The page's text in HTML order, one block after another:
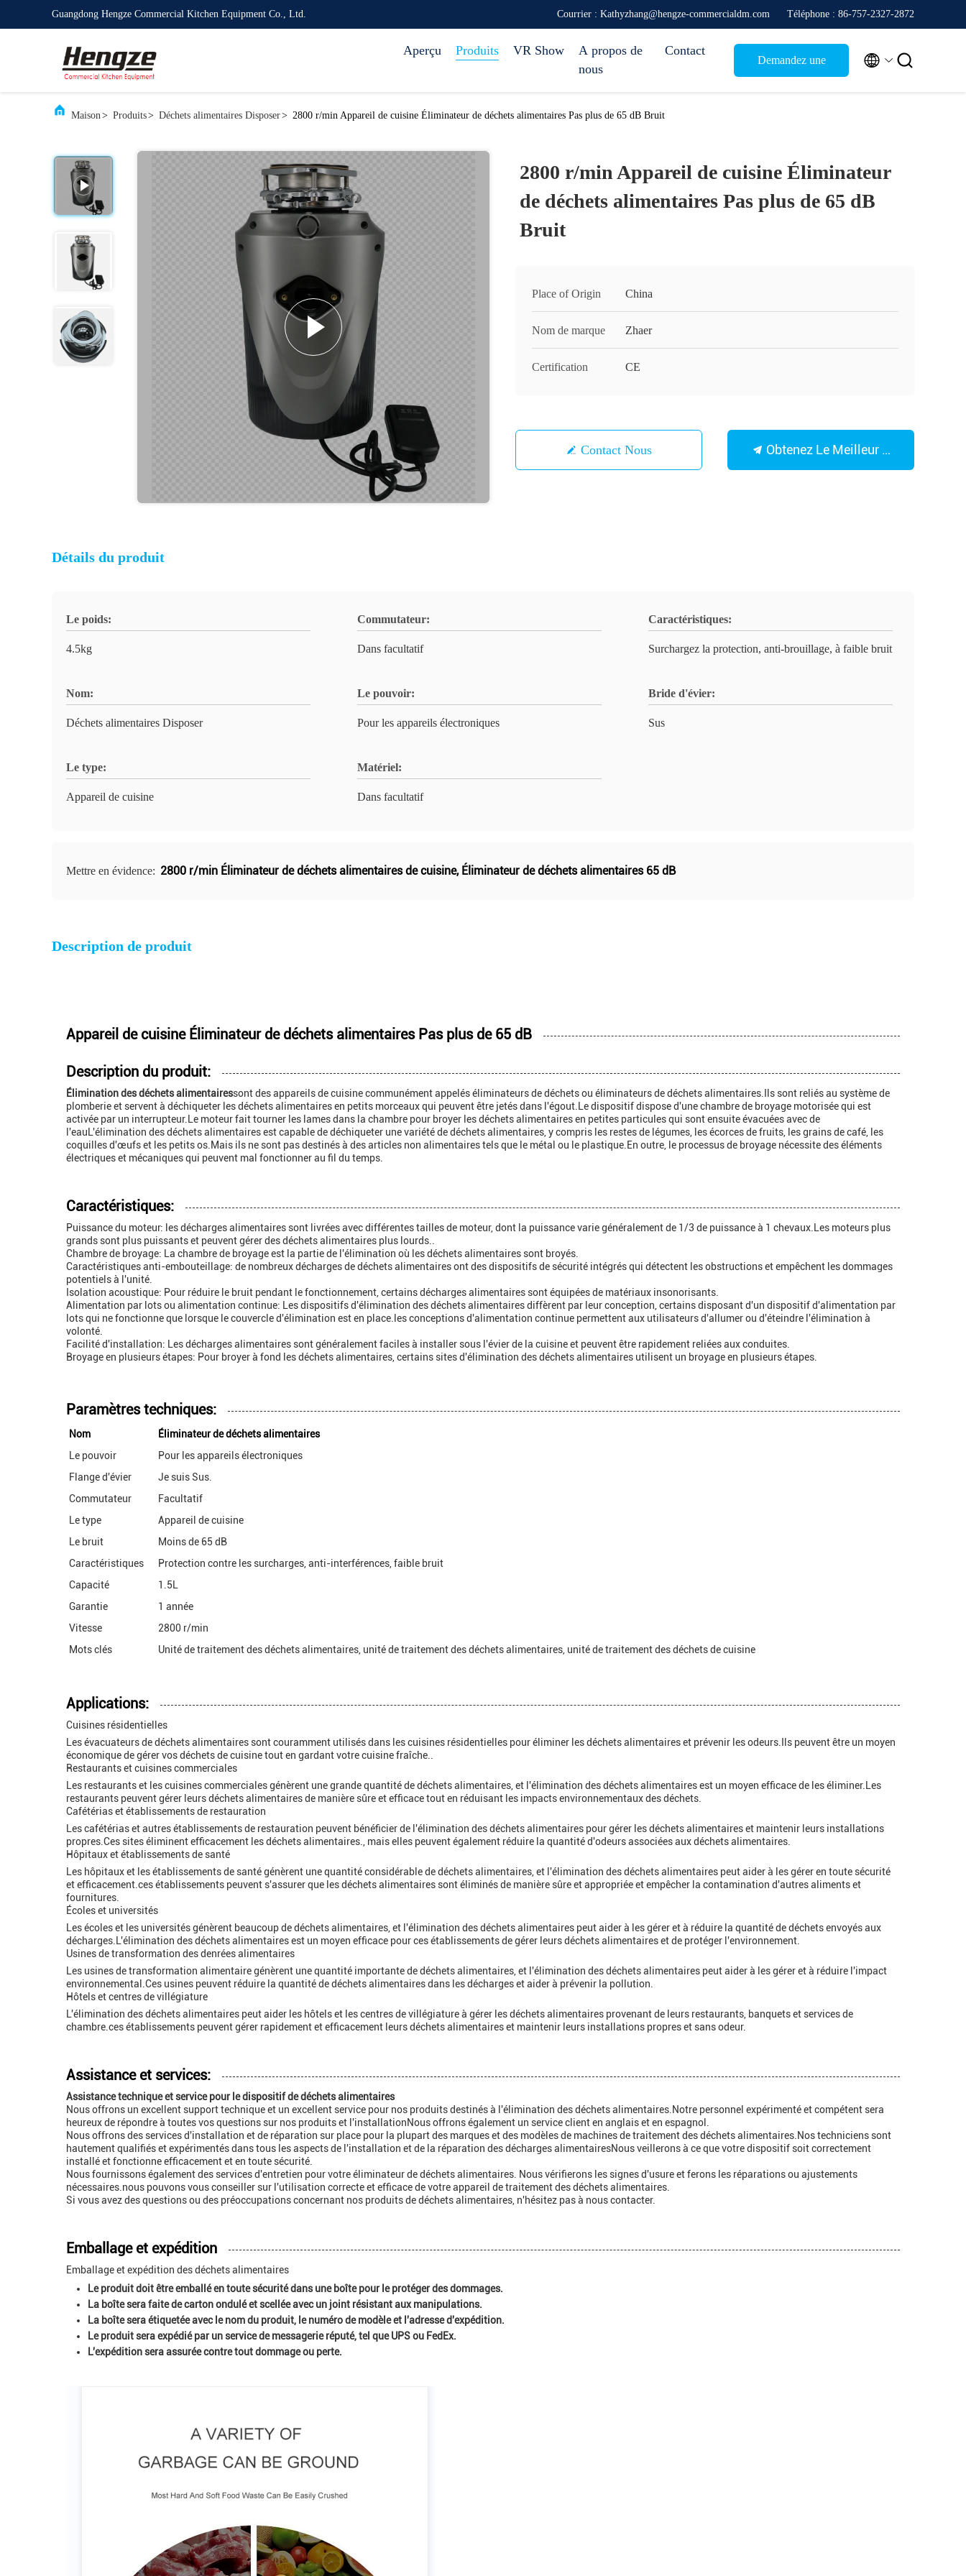
Guangdong Hengze Commercial Kitchen Equipment Co., Ltd. Courrier : Kathyzhang@hengze-commercialdm.com Téléphone : 86-757-2327-2872
Aperçu Produits VR Show
A propos de
nous
Contact
Demandez une  
Maison> Produits> Déchets alimentaires Disposer> 2800 r/min Appareil de cuisine Éliminateur de déchets alimentaires Pas plus de 65 dB Bruit
2800 r/min Appareil de cuisine Éliminateur
de déchets alimentaires Pas plus de 65 dB
Bruit
Place of Origin China
Nom de marque Zhaer
Certification CE
Contact Nous Obtenez Le Meilleur Prix
Détails du produit
Le poids:
4.5kg
Commutateur:
Dans facultatif
Caractéristiques:
Surchargez la protection, anti-brouillage, à faible bruit
Nom:
Déchets alimentaires Disposer
Le pouvoir:
Pour les appareils électroniques
Bride d'évier:
Sus
Le type:
Appareil de cuisine
Matériel:
Dans facultatif
Mettre en évidence: 2800 r/min Éliminateur de déchets alimentaires de cuisine, Éliminateur de déchets alimentaires 65 dB
Description de produit
Appareil de cuisine Éliminateur de déchets alimentaires Pas plus de 65 dB
Description du produit:
Élimination des déchets alimentairessont des appareils de cuisine communément appelés éliminateurs de déchets ou éliminateurs de déchets alimentaires.Ils sont reliés au système de
plomberie et servent à déchiqueter les déchets alimentaires en petits morceaux qui peuvent être jetés dans l'égout.Le dispositif dispose d'une chambre de broyage motorisée qui est
activée par un interrupteur.Le moteur fait tourner les lames dans la chambre pour broyer les déchets alimentaires en petites particules qui sont ensuite évacuées avec de
l'eauL'élimination des déchets alimentaires est capable de déchiqueter une variété de déchets alimentaires, y compris les restes de légumes, les écorces de fruits, les grains de café, les
coquilles d'œufs et les petits os.Mais ils ne sont pas destinés à des articles non alimentaires tels que le métal ou le plastique.En outre, le processus de broyage nécessite des éléments
électriques et mécaniques qui peuvent mal fonctionner au fil du temps.
Caractéristiques:
Puissance du moteur: les décharges alimentaires sont livrées avec différentes tailles de moteur, dont la puissance varie généralement de 1/3 de puissance à 1 chevaux.Les moteurs plus
grands sont plus puissants et peuvent gérer des déchets alimentaires plus lourds..
Chambre de broyage: La chambre de broyage est la partie de l'élimination où les déchets alimentaires sont broyés.
Caractéristiques anti-embouteillage: de nombreux décharges de déchets alimentaires ont des dispositifs de sécurité intégrés qui détectent les obstructions et empêchent les dommages
potentiels à l'unité.
Isolation acoustique: Pour réduire le bruit pendant le fonctionnement, certains décharges alimentaires sont équipées de matériaux insonorisants.
Alimentation par lots ou alimentation continue: Les dispositifs d'élimination des déchets alimentaires diffèrent par leur conception, certains disposant d'un dispositif d'alimentation par
lots qui ne fonctionne que lorsque le couvercle d'élimination est en place.les conceptions d'alimentation continue permettent aux utilisateurs d'allumer ou d'éteindre l'élimination à
volonté.
Facilité d'installation: Les décharges alimentaires sont généralement faciles à installer sous l'évier de la cuisine et peuvent être rapidement reliées aux conduites.
Broyage en plusieurs étapes: Pour broyer à fond les déchets alimentaires, certains sites d'élimination des déchets alimentaires utilisent un broyage en plusieurs étapes.
Paramètres techniques:
Nom
Éliminateur de déchets alimentaires
Le pouvoir
Pour les appareils électroniques
Flange d'évier
Je suis Sus.
Commutateur
Facultatif
Le type
Appareil de cuisine
Le bruit
Moins de 65 dB
Caractéristiques
Protection contre les surcharges, anti-interférences, faible bruit
Capacité
1.5L
Garantie
1 année
Vitesse
2800 r/min
Mots clés
Unité de traitement des déchets alimentaires, unité de traitement des déchets alimentaires, unité de traitement des déchets de cuisine
Applications:
Cuisines résidentielles
Les évacuateurs de déchets alimentaires sont couramment utilisés dans les cuisines résidentielles pour éliminer les déchets alimentaires et prévenir les odeurs.Ils peuvent être un moyen
économique de gérer vos déchets de cuisine tout en gardant votre cuisine fraîche..
Restaurants et cuisines commerciales
Les restaurants et les cuisines commerciales génèrent une grande quantité de déchets alimentaires, et l'élimination des déchets alimentaires est un moyen efficace de les éliminer.Les
restaurants peuvent gérer leurs déchets alimentaires de manière sûre et efficace tout en réduisant les impacts environnementaux des déchets.
Cafétérias et établissements de restauration
Les cafétérias et autres établissements de restauration peuvent bénéficier de l'élimination des déchets alimentaires pour gérer les déchets alimentaires et maintenir leurs installations
propres.Ces sites éliminent efficacement les déchets alimentaires., mais elles peuvent également réduire la quantité d'odeurs associées aux déchets alimentaires.
Hôpitaux et établissements de santé
Les hôpitaux et les établissements de santé génèrent une quantité considérable de déchets alimentaires, et l'élimination des déchets alimentaires peut aider à les gérer en toute sécurité
et efficacement.ces établissements peuvent s'assurer que les déchets alimentaires sont éliminés de manière sûre et appropriée et empêcher la contamination d'autres aliments et
fournitures.
Écoles et universités
Les écoles et les universités génèrent beaucoup de déchets alimentaires, et l'élimination des déchets alimentaires peut aider à les gérer et à réduire la quantité de déchets envoyés aux
décharges.L'élimination des déchets alimentaires est un moyen efficace pour ces établissements de gérer leurs déchets alimentaires et de protéger l'environnement.
Usines de transformation des denrées alimentaires
Les usines de transformation alimentaire génèrent une quantité importante de déchets alimentaires, et l'élimination des déchets alimentaires peut aider à les gérer et à réduire l'impact
environnemental.Ces usines peuvent réduire la quantité de déchets alimentaires dans les décharges et aider à prévenir la pollution.
Hôtels et centres de villégiature
L'élimination des déchets alimentaires peut aider les hôtels et les centres de villégiature à gérer les déchets alimentaires provenant de leurs restaurants, banquets et services de
chambre.ces établissements peuvent gérer rapidement et efficacement leurs déchets alimentaires et maintenir leurs installations propres et sans odeur.
Assistance et services:
Assistance technique et service pour le dispositif de déchets alimentaires
Nous offrons un excellent support technique et un excellent service pour nos produits destinés à l'élimination des déchets alimentaires.Notre personnel expérimenté et compétent sera
heureux de répondre à toutes vos questions sur nos produits et l'installationNous offrons également un service client en anglais et en espagnol.
Nous offrons des services d'installation et de réparation sur place pour la plupart des marques et des modèles de machines de traitement des déchets alimentaires.Nos techniciens sont
hautement qualifiés et expérimentés dans tous les aspects de l'installation et de la réparation des décharges alimentairesNous veillerons à ce que votre dispositif soit correctement
installé et fonctionne efficacement et en toute sécurité.
Nous fournissons également des services d'entretien pour votre éliminateur de déchets alimentaires. Nous vérifierons les signes d'usure et ferons les réparations ou ajustements
nécessaires.nous pouvons vous conseiller sur l'utilisation correcte et efficace de votre appareil de traitement des déchets alimentaires.
Si vous avez des questions ou des préoccupations concernant nos produits de déchets alimentaires, n'hésitez pas à nous contacter.
Emballage et expédition
Emballage et expédition des déchets alimentaires
Le produit doit être emballé en toute sécurité dans une boîte pour le protéger des dommages.
La boîte sera faite de carton ondulé et scellée avec un joint résistant aux manipulations.
La boîte sera étiquetée avec le nom du produit, le numéro de modèle et l'adresse d'expédition.
Le produit sera expédié par un service de messagerie réputé, tel que UPS ou FedEx.
L'expédition sera assurée contre tout dommage ou perte.